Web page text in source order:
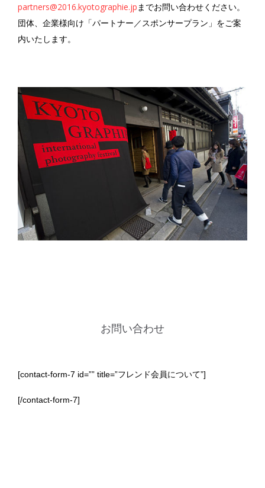
partners@2016.kyotographie.jp までお問い合わせください。
団体、企業様向け「パートナー／スポンサープラン」をご案
内いたします。
お問い合わせ
[contact-form-7 id=”” title=”フレンド会員について”]
[/contact-form-7]